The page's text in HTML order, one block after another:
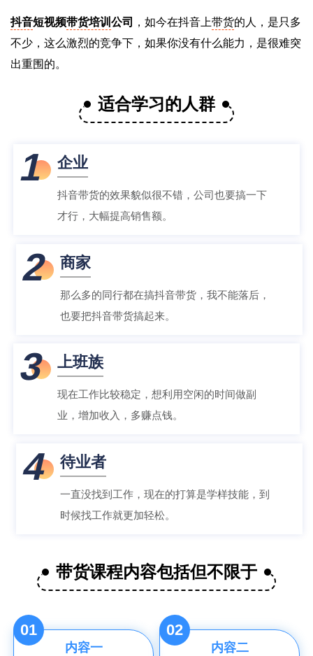
抖音短视频带货培训 公司 ，如今在抖音上带货的人，是只多
不少，这么激烈的竞争下，如果你没有什么能力，是很难突
出重围的。
适合学习的人群
1 企业
抖音带货的效果貌似很不错，公司也要搞一下
才行，大幅提高销售额。
2 商家
那么多的同行都在搞抖音带货，我不能落后，
也要把抖音带货搞起来。
3 上班族
现在工作比较稳定，想利用空闲的时间做副
业，增加收入，多赚点钱。
4 待业者
一直没找到工作，现在的打算是学样技能，到
时候找工作就更加轻松。
带货课程内容包括但不限于
01
内容一
02
内容二